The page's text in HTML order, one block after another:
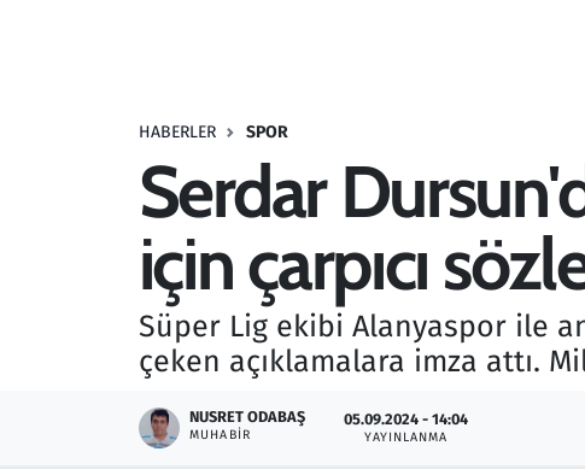
HABERLER SPOR
Serdar
için çarpıcı
Süper Lig ekibi Alanyaspor ile
çeken açıklamalara imza attı.
NUSRET ODABAŞ
MUHABIR
05.09.2024 - 14:04
YAYINLANMA
Savunma Sanayi
Seçim 2023
Teknoloji ve Bilim